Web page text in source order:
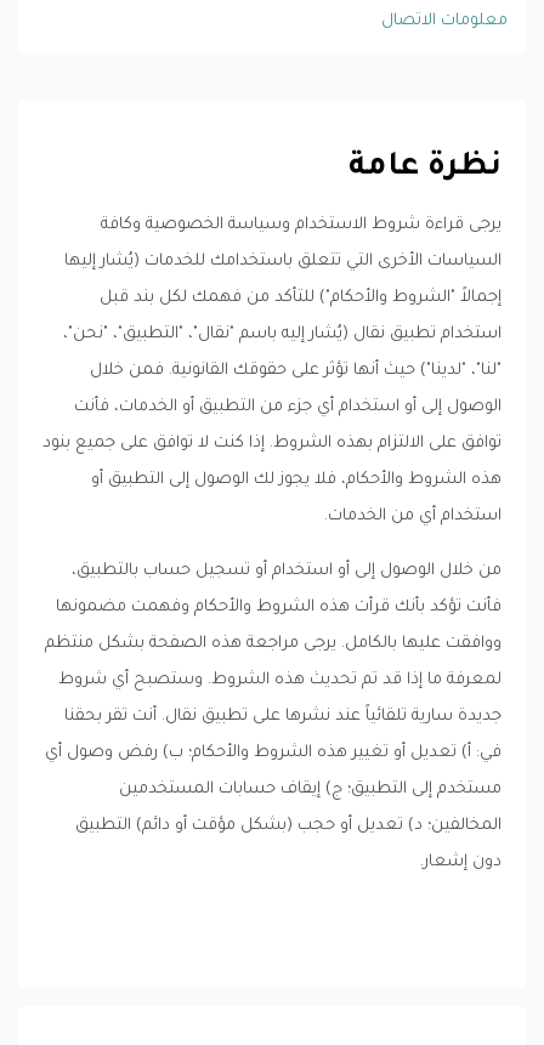
معلومات الاتصال
نظرة عامة
يرجى قراءة شروط الاستخدام وسياسة الخصوصية وكافة
السياسات الأخرى التي تتعلق باستخدامك للخدمات (يُشار إليها
إجمالاً "الشروط والأحكام") للتأكد من فهمك لكل بند قبل
استخدام تطبيق نقال (يُشار إليه باسم "نقال"، "التطبيق"، "نحن"،
"لنا"، "لدينا") حيث أنها تؤثر على حقوقك القانونية. فمن خلال
الوصول إلى أو استخدام أي جزء من التطبيق أو الخدمات، فأنت
توافق على الالتزام بهذه الشروط. إذا كنت لا توافق على جميع بنود
هذه الشروط والأحكام، فلا يجوز لك الوصول إلى التطبيق أو
استخدام أي من الخدمات.
من خلال الوصول إلى أو استخدام أو تسجيل حساب بالتطبيق،
فأنت تؤكد بأنك قرأت هذه الشروط والأحكام وفهمت مضمونها
ووافقت عليها بالكامل. يرجى مراجعة هذه الصفحة بشكل منتظم
لمعرفة ما إذا قد تم تحديث هذه الشروط. وستصبح أي شروط
جديدة سارية تلقائياً عند نشرها على تطبيق نقال. أنت تقر بحقنا
في: أ) تعديل أو تغيير هذه الشروط والأحكام؛ ب) رفض وصول أي
مستخدم إلى التطبيق؛ ج) إيقاف حسابات المستخدمين
المخالفين؛ د) تعديل أو حجب (بشكل مؤقت أو دائم) التطبيق
دون إشعار.